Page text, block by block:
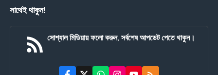
সাথেই থাকুন!
সোশ্যাল মিডিয়ায় ফলো করুন, সর্বশেষ আপডেট পেতে থাকুন।